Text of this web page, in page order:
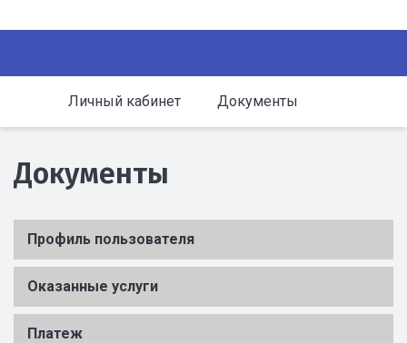
Личный кабинет Документы
Документы
Профиль пользователя
Оказанные услуги
Платеж